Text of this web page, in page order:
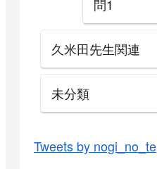
問1
久米田先生関連
未分類
Tweets by nogi_no_te